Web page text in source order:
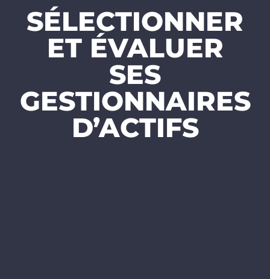
SÉLECTIONNER
ET ÉVALUER
SES
GESTIONNAIRES
D’ACTIFS